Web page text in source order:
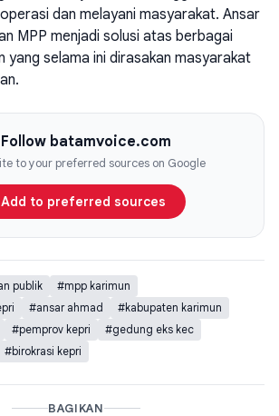
dan melayani masyarakat. Ansar
MPP menjadi solusi atas berbagai
yang selama ini dirasakan masyarakat
Follow batamvoice.com
to your preferred sources on Google
Add to preferred sources
publik
#mpp karimun
#ansar ahmad
#kabupaten karimun
#pemprov kepri
#gedung eks kec
#birokrasi kepri
BAGIKAN